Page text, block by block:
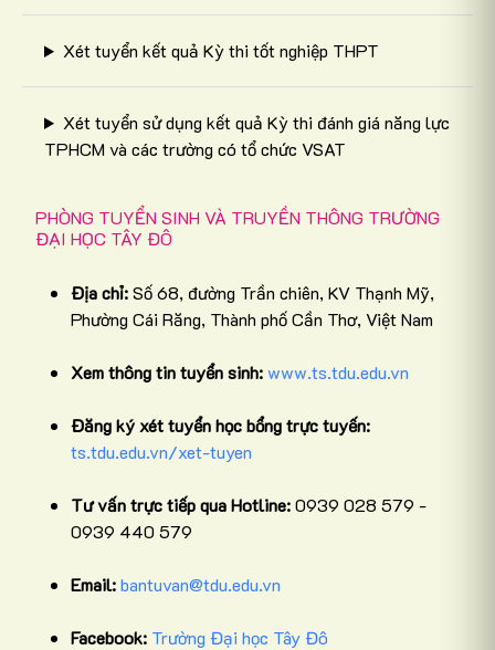
Xét tuyển kết quả Kỳ thi tốt nghiệp THPT
Xét tuyển sử dụng kết quả Kỳ thi đánh giá năng lực
TPHCM và các trường có tổ chức VSAT
PHÒNG TUYỂN SINH VÀ TRUYỀN THÔNG TRƯỜNG
ĐẠI HỌC TÂY ĐÔ
Địa chỉ:Số 68, đường Trần chiên, KV Thạnh Mỹ,
Phường Cái Răng, Thành phố Cần Thơ, Việt Nam
Xem thông tin tuyển sinh:www.ts.tdu.edu.vn
Đăng ký xét tuyển học bổng trực tuyến:
ts.tdu.edu.vn/xet-tuyen
Tư vấn trực tiếp qua Hotline:0939 028 579 -
0939 440 579
Email:bantuvan@tdu.edu.vn
Facebook: Trường Đại học Tây Đô